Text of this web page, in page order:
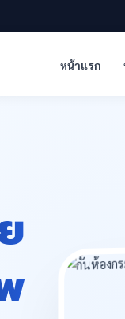
หน้าแรก